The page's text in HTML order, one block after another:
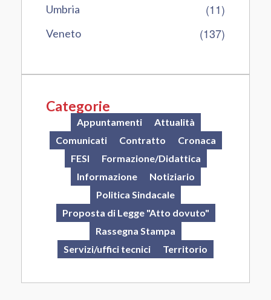
Umbria (11)
Veneto (137)
Categorie
Appuntamenti
Attualità
Comunicati
Contratto
Cronaca
FESI
Formazione/Didattica
Informazione
Notiziario
Politica Sindacale
Proposta di Legge "Atto dovuto"
Rassegna Stampa
Servizi/uffici tecnici
Territorio